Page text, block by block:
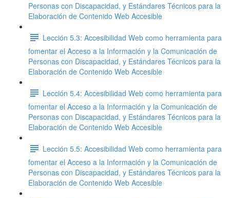
Personas con Discapacidad, y Estándares Técnicos para la
Elaboración de Contenido Web Accesible
Lección 5.3: Accesibilidad Web como herramienta para
fomentar el Acceso a la Información y la Comunicación de
Personas con Discapacidad, y Estándares Técnicos para la
Elaboración de Contenido Web Accesible
Lección 5.4: Accesibilidad Web como herramienta para
fomentar el Acceso a la Información y la Comunicación de
Personas con Discapacidad, y Estándares Técnicos para la
Elaboración de Contenido Web Accesible
Lección 5.5: Accesibilidad Web como herramienta para
fomentar el Acceso a la Información y la Comunicación de
Personas con Discapacidad, y Estándares Técnicos para la
Elaboración de Contenido Web Accesible